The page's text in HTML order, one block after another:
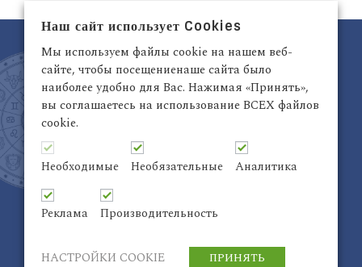
Латвия, Рига,
Электронный адрес:
info@astrodata.lv
Inter@ktiv
Наш сайт использует Cookies
Мы используем файлы cookie на нашем веб-
сайте, чтобы посещениенаше сайта было
наиболее удобно для Вас. Нажимая «Принять»,
вы соглашаетесь на использование ВСЕХ файлов
cookie.
Необходимые Необязательные Аналитика
Реклама Производительность
НАСТРОЙКИ COOKIE ПРИНЯТЬ